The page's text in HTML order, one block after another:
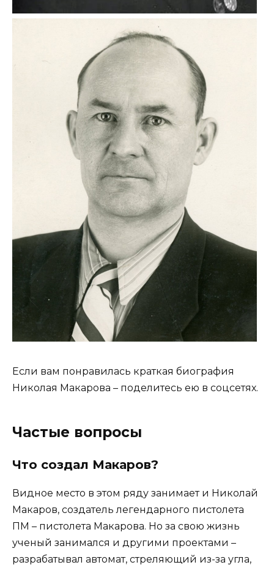
Если вам понравилась краткая биография
Николая Макарова – поделитесь ею в соцсетях.
Частые вопросы
Что создал Макаров?
Видное место в этом ряду занимает и Николай
Макаров, создатель легендарного пистолета
ПМ – пистолета Макарова. Но за свою жизнь
ученый занимался и другими проектами –
разрабатывал автомат, стреляющий из-за угла,